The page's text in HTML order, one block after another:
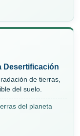
Desertificación
de tierras,
del suelo.
del planeta